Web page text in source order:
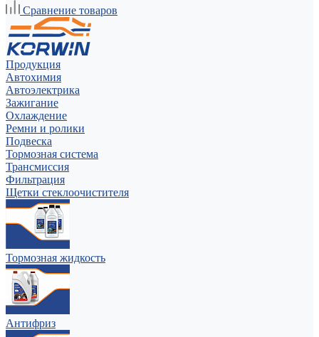
Сравнение товаров
Продукция
Автохимия
Автоэлектрика
Зажигание
Охлаждение
Ремни и ролики
Подвеска
Тормозная система
Трансмиссия
Фильтрация
Щетки стеклоочистителя
Тормозная жидкость
Антифриз